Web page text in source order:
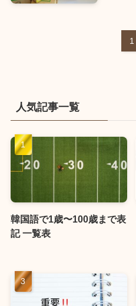
1
人気記事一覧
韓国語で1歳〜100歳まで表
記 一覧表